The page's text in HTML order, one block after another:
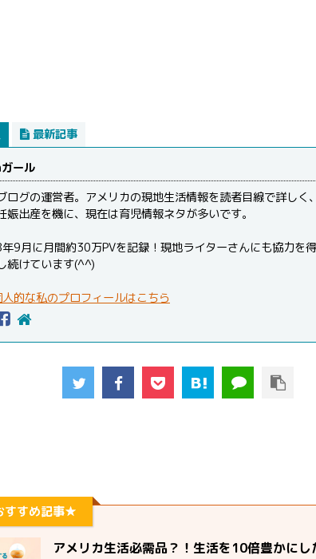
最新記事
ール
ログの運営者。アメリカの現地生活情報を読者目線で詳しく
娠出産を機に、現在は育児情報ネタが多いです。
9月に月間約30万PVを記録！現地ライターさんにも協力を
続けています(^^)
的な私のプロフィールはこちら
すすめ記事★
アメリカ生活必需品？！生活を10倍豊かに